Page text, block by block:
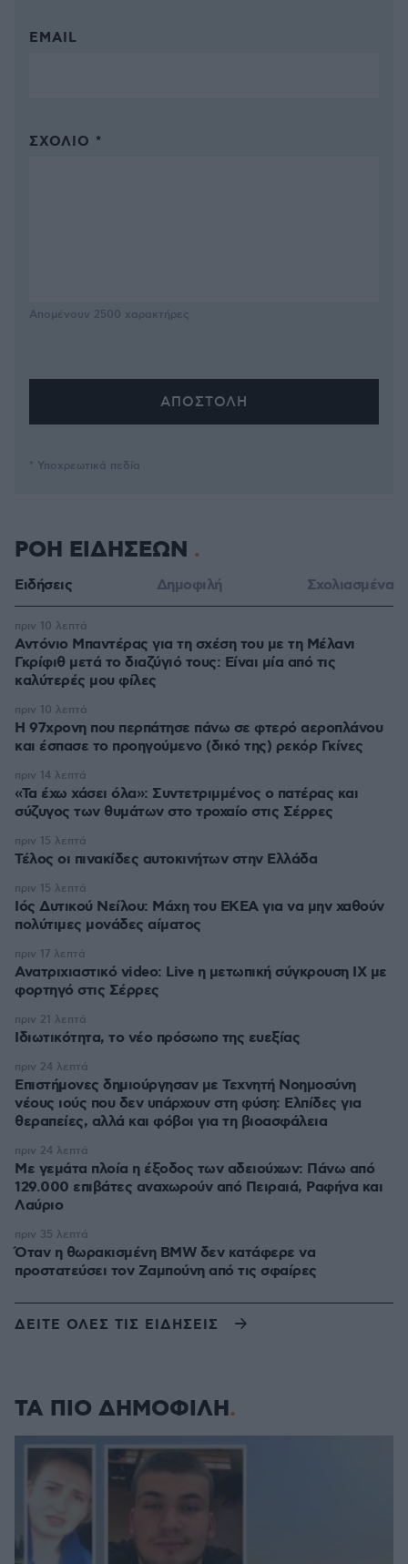
EMAIL
ΣΧΌΛΙΟ *
Απομένουν 2500 χαρακτήρες
* Υποχρεωτικά πεδία
ΡΟΗ ΕΙΔΗΣΕΩΝ
Ειδήσεις Δημοφιλή Σχολιασμένα
Αντόνιο Μπαντέρας για τη σχέση του με τη Μέλανι
Γκρίφιθ μετά το διαζύγιό τους: Είναι μία από τις
καλύτερές μου φίλες
πριν 10 λεπτά
Η 97χρονη που περπάτησε πάνω σε φτερό αεροπλάνου
και έσπασε το προηγούμενο (δικό της) ρεκόρ Γκίνες
πριν 10 λεπτά
«Τα έχω χάσει όλα»: Συντετριμμένος ο πατέρας και
σύζυγος των θυμάτων στο τροχαίο στις Σέρρες
πριν 14 λεπτά
Τέλος οι πινακίδες αυτοκινήτων στην Ελλάδα
πριν 15 λεπτά
Ιός Δυτικού Νείλου: Μάχη του ΕΚΕΑ για να μην χαθούν
πολύτιμες μονάδες αίματος
πριν 15 λεπτά
Ανατριχιαστικό video: Live η μετωπική σύγκρουση ΙΧ με
φορτηγό στις Σέρρες
πριν 17 λεπτά
Ιδιωτικότητα, το νέο πρόσωπο της ευεξίας
πριν 21 λεπτά
Επιστήμονες δημιούργησαν με Τεχνητή Νοημοσύνη
νέους ιούς που δεν υπάρχουν στη φύση: Ελπίδες για
θεραπείες, αλλά και φόβοι για τη βιοασφάλεια
πριν 24 λεπτά
Με γεμάτα πλοία η έξοδος των αδειούχων: Πάνω από
129.000 επιβάτες αναχωρούν από Πειραιά, Ραφήνα και
Λαύριο
πριν 24 λεπτά
Όταν η θωρακισμένη BMW δεν κατάφερε να
προστατεύσει τον Ζαμπούνη από τις σφαίρες
πριν 35 λεπτά
ΔΕΙΤΕ ΟΛΕΣ ΤΙΣ ΕΙΔΗΣΕΙΣ
ΤΑ ΠΙΟ ΔΗΜΟΦΙΛΗ